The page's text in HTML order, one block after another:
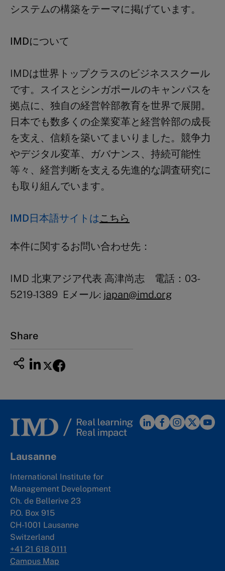
システムの構築をテーマに掲げています。
IMDについて
IMDは世界トップクラスのビジネススクール
です。スイスとシンガポールのキャンパスを
拠点に、独自の経営幹部教育を世界で展開。
日本でも数多くの企業変革と経営幹部の成長
を支え、信頼を築いてまいりました。競争力
やデジタル変革、ガバナンス、持続可能性
等々、経営判断を支える先進的な調査研究に
も取り組んでいます。
IMD日本語サイトはこちら
本件に関するお問い合わせ先：
IMD 北東アジア代表 高津尚志 電話： 03-
5219-1389 Eメール: japan@imd.org
Share
Lausanne
International Institute for
Management Development
Ch. de Bellerive 23
P.O. Box 915
CH-1001 Lausanne
Switzerland
+41 21 618 0111
Campus Map